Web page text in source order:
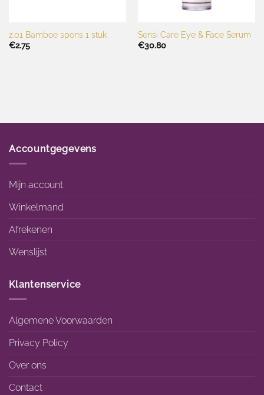
z.01 Bamboe spons 1 stuk
€2.75
Sensi Care Eye & Face Serum
€30.80
Accountgegevens
Mijn account
Winkelmand
Afrekenen
Wenslijst
Klantenservice
Algemene Voorwaarden
Privacy Policy
Over ons
Contact